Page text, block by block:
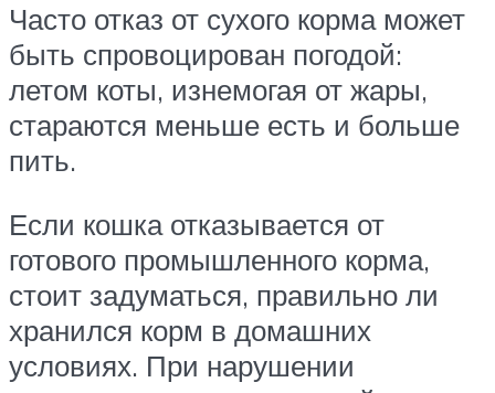
Часто отказ от сухого корма может
быть спровоцирован погодой:
летом коты, изнемогая от жары,
стараются меньше есть и больше
пить.
Если кошка отказывается от
готового промышленного корма,
стоит задуматься, правильно ли
хранился корм в домашних
условиях. При нарушении